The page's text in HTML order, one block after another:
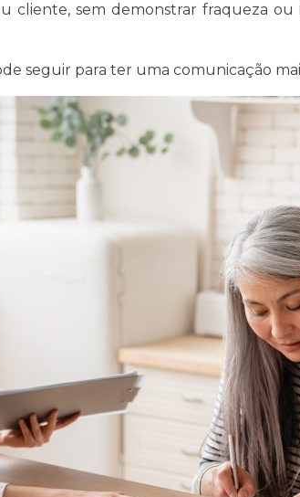
sem demonstrar fraqueza ou
seguir para ter uma comunicação